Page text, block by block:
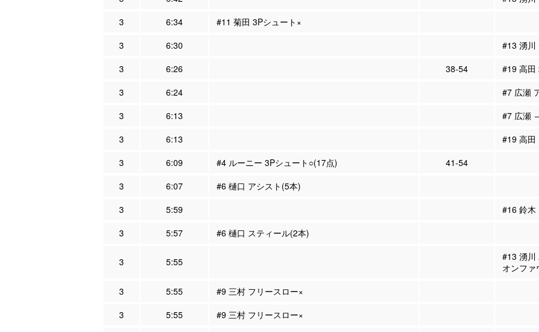
3
6:34
#11 菊田 3Pシュート×
3
6:30
#13 湧川
3
6:26 38-54
#19 高田
3
6:24
#7 広瀬
3
6:13
#7 広瀬
3
6:13
#19 高
3
6:09 #4 ルーニー 3Pシュート○(17点)
41-54
3
6:07
#6 樋口 アシスト(5本)
3
5:59
#16 鈴木
3
5:57 #6 樋口 スティール(2本)
3 5:55
#13 湧川
オンファ
3
5:55
#9 三村 フリースロー×
3
5:55 #9 三村 フリースロー×